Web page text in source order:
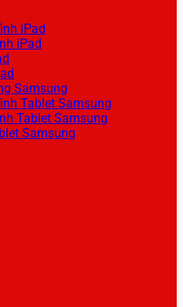
iPad
iPad
Samsung
Tablet Samsung
Tablet Samsung
Samsung